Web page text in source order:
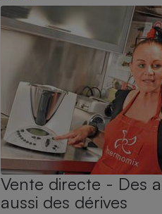
Vente directe - Des
aussi des dérives